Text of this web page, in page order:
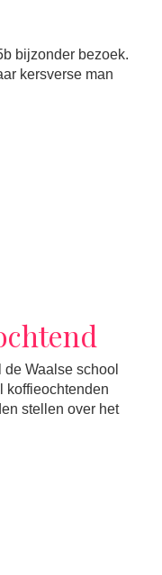
bijzonder bezoek.
kersverse man
Waalse school
koffieochtenden
stellen over het